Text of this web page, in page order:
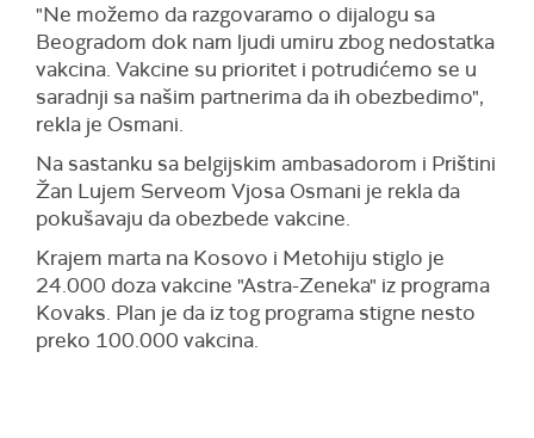
"Ne možemo da razgovaramo o dijalogu sa
Beogradom dok nam ljudi umiru zbog nedostatka
vakcina. Vakcine su prioritet i potrudićemo se u
saradnji sa našim partnerima da ih obezbedimo",
rekla je Osmani.
Na sastanku sa belgijskim ambasadorom i Prištini
Žan Lujem Serveom Vjosa Osmani je rekla da
pokušavaju da obezbede vakcine.
Krajem marta na Kosovo i Metohiju stiglo je
24.000 doza vakcine "Astra-Zeneka" iz programa
Kovaks. Plan je da iz tog programa stigne nesto
preko 100.000 vakcina.